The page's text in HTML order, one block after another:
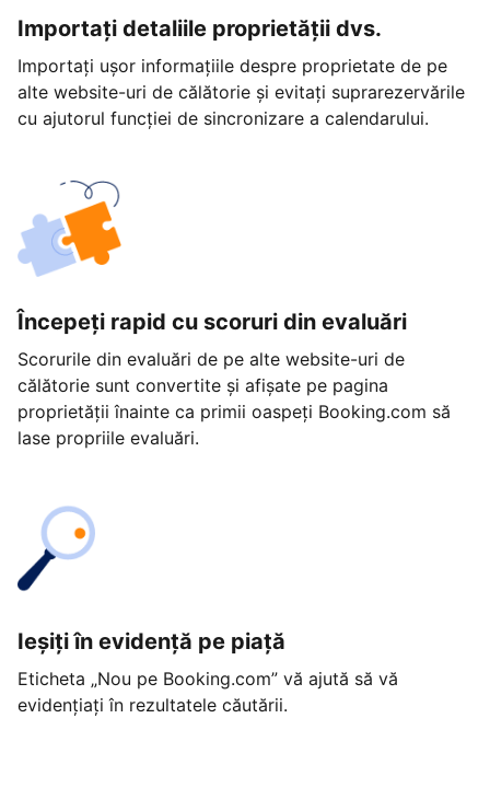
Importați detaliile proprietății dvs.
Importați ușor informațiile despre proprietate de pe
alte website-uri de călătorie și evitați suprarezervările
cu ajutorul funcției de sincronizare a calendarului.
Începeți rapid cu scoruri din evaluări
Scorurile din evaluări de pe alte website-uri de
călătorie sunt convertite și afișate pe pagina
proprietății înainte ca primii oaspeți Booking.com să
lase propriile evaluări.
Ieșiți în evidență pe piață
Eticheta „Nou pe Booking.com” vă ajută să vă
evidențiați în rezultatele căutării.